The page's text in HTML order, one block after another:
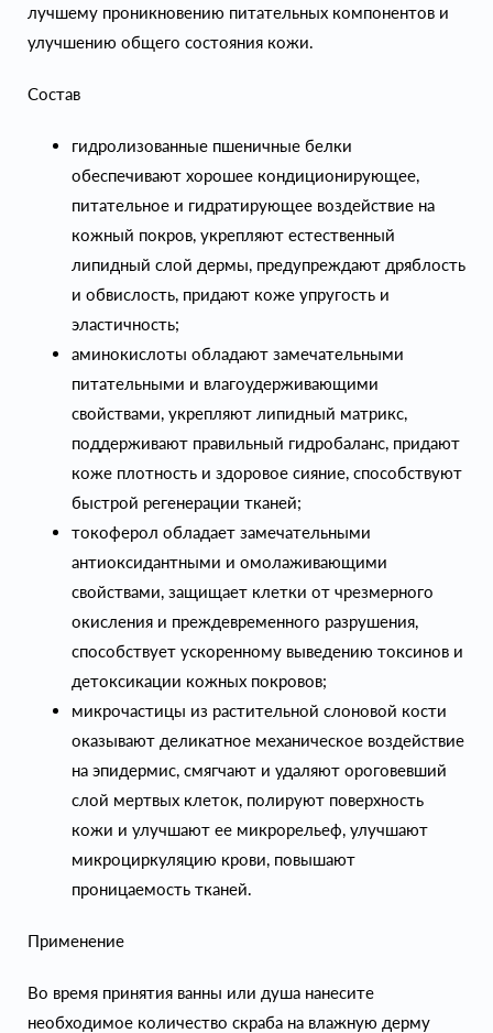
лучшему проникновению питательных компонентов и
улучшению общего состояния кожи.
Состав
гидролизованные пшеничные белки
обеспечивают хорошее кондиционирующее,
питательное и гидратирующее воздействие на
кожный покров, укрепляют естественный
липидный слой дермы, предупреждают дряблость
и обвислость, придают коже упругость и
эластичность;
аминокислоты обладают замечательными
питательными и влагоудерживающими
свойствами, укрепляют липидный матрикс,
поддерживают правильный гидробаланс, придают
коже плотность и здоровое сияние, способствуют
быстрой регенерации тканей;
токоферол обладает замечательными
антиоксидантными и омолаживающими
свойствами, защищает клетки от чрезмерного
окисления и преждевременного разрушения,
способствует ускоренному выведению токсинов и
детоксикации кожных покровов;
микрочастицы из растительной слоновой кости
оказывают деликатное механическое воздействие
на эпидермис, смягчают и удаляют ороговевший
слой мертвых клеток, полируют поверхность
кожи и улучшают ее микрорельеф, улучшают
микроциркуляцию крови, повышают
проницаемость тканей.
Применение
Во время принятия ванны или душа нанесите
необходимое количество скраба на влажную дерму